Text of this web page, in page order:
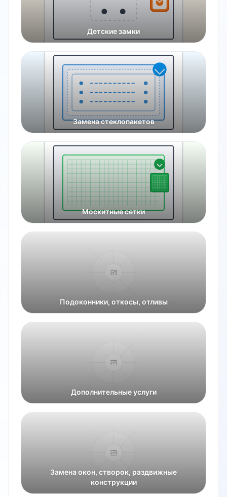
Детские замки
Замена стеклопакетов
Москитные сетки
Подоконники, откосы, отливы
Дополнительные услуги
Замена окон, створок, раздвижные
конструкции